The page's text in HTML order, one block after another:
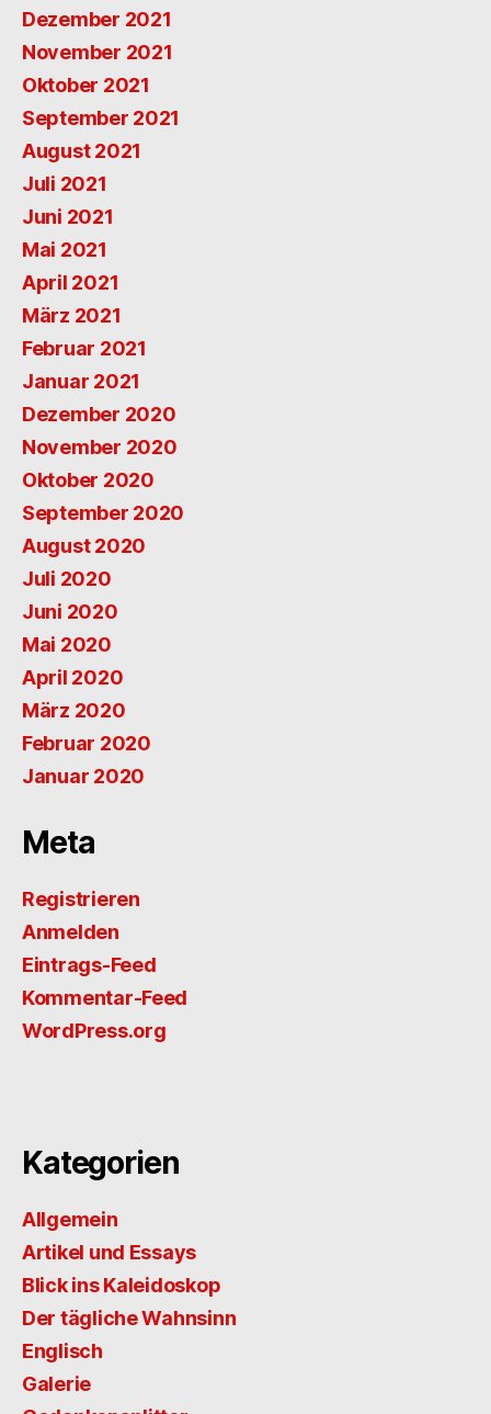
Dezember 2021
November 2021
Oktober 2021
September 2021
August 2021
Juli 2021
Juni 2021
Mai 2021
April 2021
März 2021
Februar 2021
Januar 2021
Dezember 2020
November 2020
Oktober 2020
September 2020
August 2020
Juli 2020
Juni 2020
Mai 2020
April 2020
März 2020
Februar 2020
Januar 2020
Meta
Registrieren
Anmelden
Eintrags-Feed
Kommentar-Feed
WordPress.org
Kategorien
Allgemein
Artikel und Essays
Blick ins Kaleidoskop
Der tägliche Wahnsinn
Englisch
Galerie